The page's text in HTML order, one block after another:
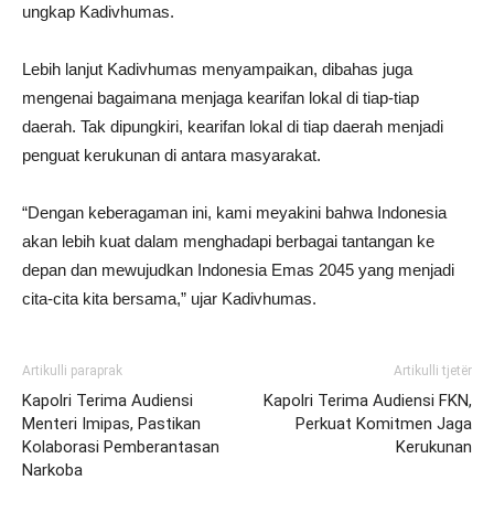
ungkap Kadivhumas.
Lebih lanjut Kadivhumas menyampaikan, dibahas juga
mengenai bagaimana menjaga kearifan lokal di tiap-tiap
daerah. Tak dipungkiri, kearifan lokal di tiap daerah menjadi
penguat kerukunan di antara masyarakat.
“Dengan keberagaman ini, kami meyakini bahwa Indonesia
akan lebih kuat dalam menghadapi berbagai tantangan ke
depan dan mewujudkan Indonesia Emas 2045 yang menjadi
cita-cita kita bersama,” ujar Kadivhumas.
Artikulli paraprak
Kapolri Terima Audiensi
Menteri Imipas, Pastikan
Kolaborasi Pemberantasan
Narkoba
Artikulli tjetër
Kapolri Terima Audiensi FKN,
Perkuat Komitmen Jaga
Kerukunan